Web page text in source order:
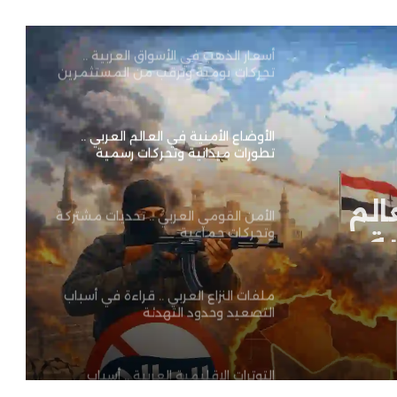
أسعار الذهب في الأسواق العربية ..
تحركات يومية وترقب من المستثمرين
والمستهلكين
الأوضاع الأمنية في العالم العربي ..
تطورات ميدانية وتحركات رسمية
الأمن القومي العربي .. تحديات مشتركة
وتحركات جماعية
ملفات النزاع العربي .. قراءة في أسباب
التصعيد وحدود التهدئة
التوترات الإقليمية العربية .. أسباب